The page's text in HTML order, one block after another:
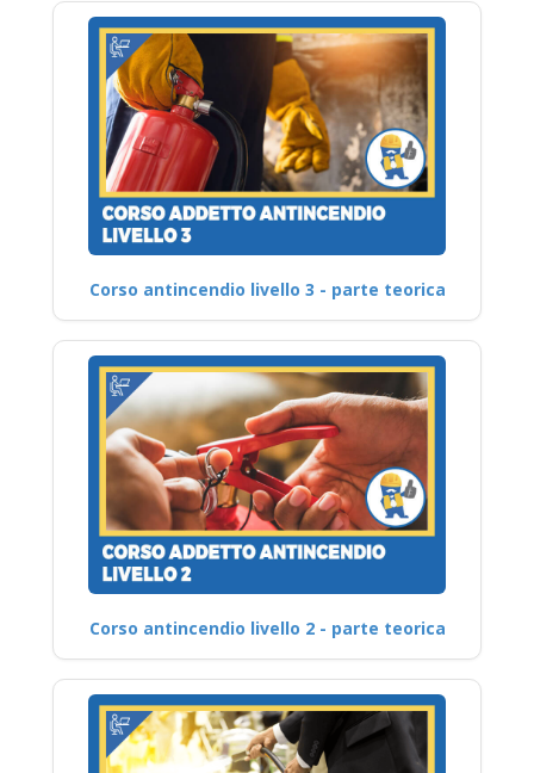
Corso antincendio livello 3 - parte teorica
Corso antincendio livello 2 - parte teorica